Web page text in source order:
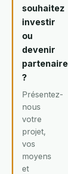
souhaitez
investir
ou
devenir
partenaire
?
Présentez-
nous
votre
projet,
vos
moyens
et